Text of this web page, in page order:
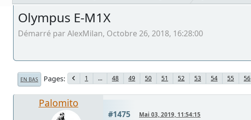
Olympus E-M1X
Démarré par AlexMilan, Octobre 26, 2018, 16:28:00
EN BAS Pages 1 ... 48 49 50 51 52 53 54 55 56
Palomito
#1475 Mai 03, 2019, 11:54:15